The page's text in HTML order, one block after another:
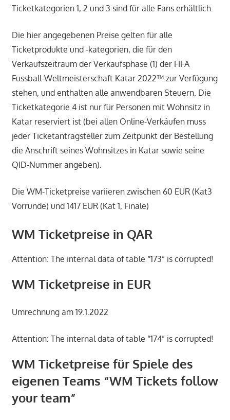
Ticketkategorien 1, 2 und 3 sind für alle Fans erhältlich.
Die hier angegebenen Preise gelten für alle
Ticketprodukte und -kategorien, die für den
Verkaufszeitraum der Verkaufsphase (1) der FIFA
Fussball-Weltmeisterschaft Katar 2022™ zur Verfügung
stehen, und enthalten alle anwendbaren Steuern. Die
Ticketkategorie 4 ist nur für Personen mit Wohnsitz in
Katar reserviert ist (bei allen Online-Verkäufen muss
jeder Ticketantragsteller zum Zeitpunkt der Bestellung
die Anschrift seines Wohnsitzes in Katar sowie seine
QID-Nummer angeben).
Die WM-Ticketpreise variieren zwischen 60 EUR (Kat3
Vorrunde) und 1417 EUR (Kat 1, Finale)
WM Ticketpreise in QAR
Attention: The internal data of table “173” is corrupted!
WM Ticketpreise in EUR
Umrechnung am 19.1.2022
Attention: The internal data of table “174” is corrupted!
WM Ticketpreise für Spiele des
eigenen Teams “WM Tickets follow
your team”